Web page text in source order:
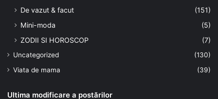
De vazut & facut
(151)
Mini-moda
(5)
ZODII SI HOROSCOP
(7)
Uncategorized
(130)
Viata de mama
(39)
Ultima modificare a postărilor